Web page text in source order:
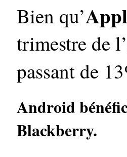
Bien qu’
trimestre de
passant de
Android
Blackberry.